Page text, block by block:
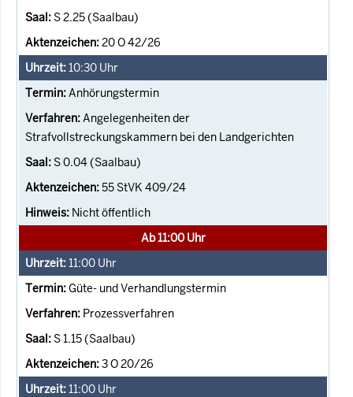
S 2.25 (Saalbau)
20 O 42/26
10:30 Uhr
Anhörungstermin
Angelegenheiten der
Strafvollstreckungskammern bei den Landgerichten
S 0.04 (Saalbau)
55 StVK 409/24
Nicht öffentlich
Ab 11:00 Uhr
11:00 Uhr
Güte- und Verhandlungstermin
Prozessverfahren
S 1.15 (Saalbau)
3 O 20/26
11:00 Uhr